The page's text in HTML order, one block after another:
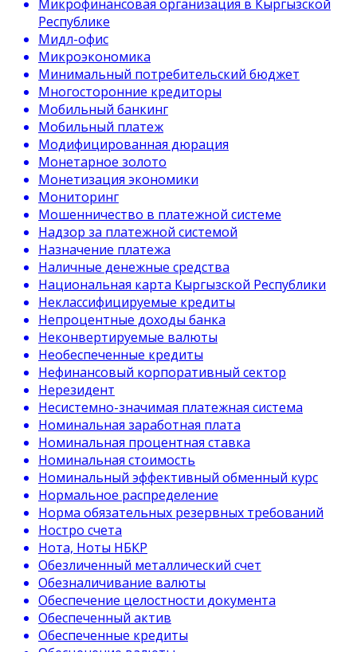
Микрофинансовая организация в Кыргызской
Республике
Мидл-офис
Микроэкономика
Минимальный потребительский бюджет
Многосторонние кредиторы
Мобильный банкинг
Мобильный платеж
Модифицированная дюрация
Монетарное золото
Монетизация экономики
Мониторинг
Мошенничество в платежной системе
Надзор за платежной системой
Назначение платежа
Наличные денежные средства
Национальная карта Кыргызской Республики
Неклассифицируемые кредиты
Непроцентные доходы банка
Неконвертируемые валюты
Необеспеченные кредиты
Нефинансовый корпоративный сектор
Нерезидент
Несистемно-значимая платежная система
Номинальная заработная плата
Номинальная процентная ставка
Номинальная стоимость
Номинальный эффективный обменный курс
Нормальное распределение
Норма обязательных резервных требований
Ностро счета
Нота, Ноты НБКР
Обезличенный металлический счет
Обезналичивание валюты
Обеспечение целостности документа
Обеспеченный актив
Обеспеченные кредиты